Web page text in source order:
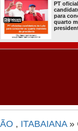
PT oficializa
candidatura
para
quarto
presidente
, ITABAIANA»